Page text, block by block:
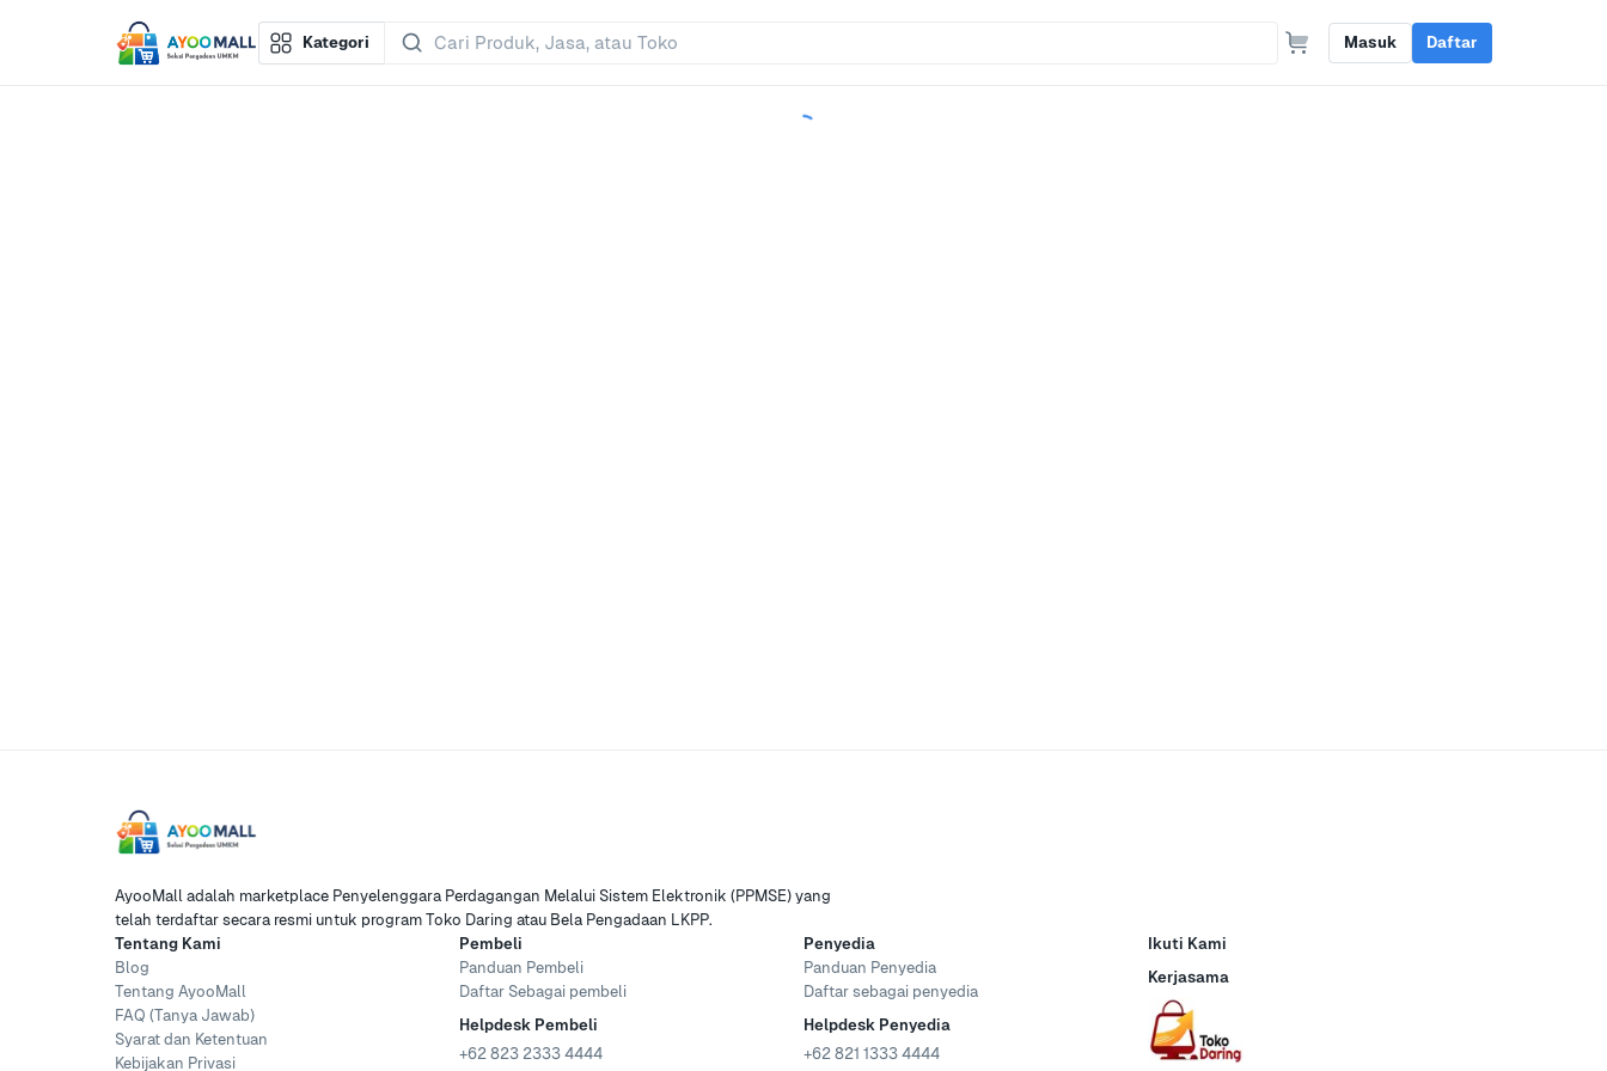
Kategori Masuk Daftar
AyooMall adalah marketplace Penyelenggara Perdagangan Melalui Sistem Elektronik (PPMSE) yang
telah terdaftar secara resmi untuk program Toko Daring atau Bela Pengadaan LKPP.
Tentang Kami
Blog
Tentang AyooMall
FAQ (Tanya Jawab)
Syarat dan Ketentuan
Kebijakan Privasi
Pembeli
Panduan Pembeli
Daftar Sebagai pembeli
Helpdesk Pembeli
+62 823 2333 4444
Penyedia
Panduan Penyedia
Daftar sebagai penyedia
Helpdesk Penyedia
+62 821 1333 4444
Ikuti Kami
Kerjasama